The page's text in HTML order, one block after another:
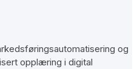
og
opplæring i digital